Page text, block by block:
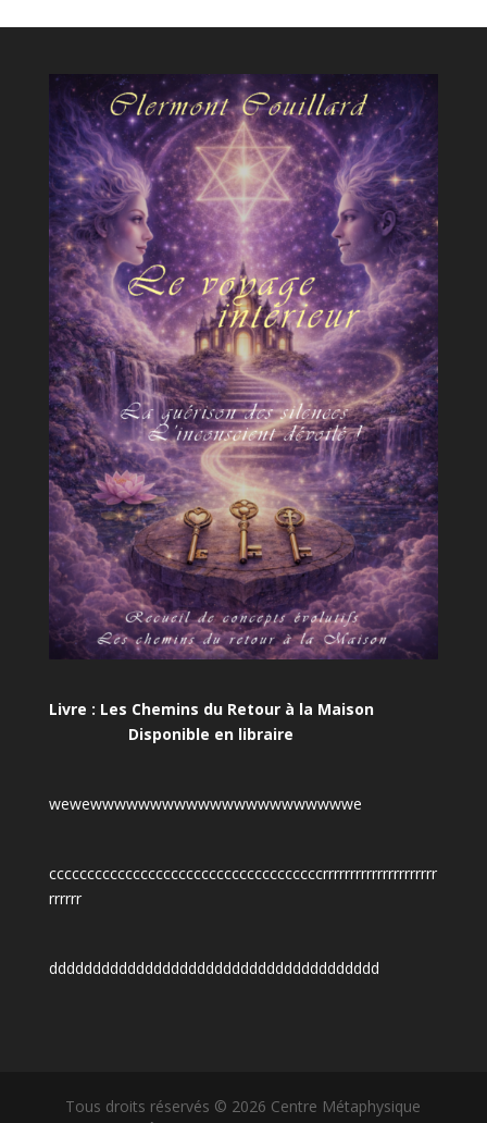
Livre : Les Chemins du Retour à la Maison
Disponible en libraire
wewewwwwwwwwwwwwwwwwwwwwwwe
ccccccccccccccccccccccccccccccccccccrrrrrrrrrrrrrrrrrrrrr
rrrrrr
dddddddddddddddddddddddddddddddddddddd
Tous droits réservés © 2026 Centre Métaphysique